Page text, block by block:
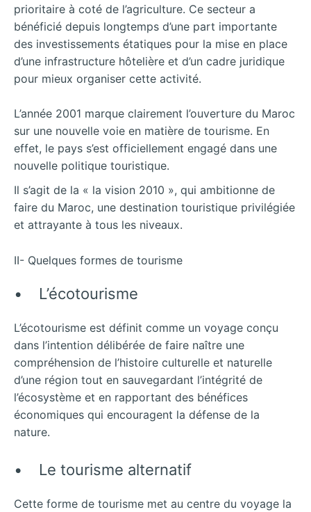
prioritaire à coté de l’agriculture. Ce secteur a
bénéficié depuis longtemps d’une part importante
des investissements étatiques pour la mise en place
d’une infrastructure hôtelière et d’un cadre juridique
pour mieux organiser cette activité.
L’année 2001 marque clairement l’ouverture du Maroc
sur une nouvelle voie en matière de tourisme. En
effet, le pays s’est officiellement engagé dans une
nouvelle politique touristique.
Il s’agit de la « la vision 2010 », qui ambitionne de
faire du Maroc, une destination touristique privilégiée
et attrayante à tous les niveaux.
II- Quelques formes de tourisme
• L’écotourisme
L’écotourisme est définit comme un voyage conçu
dans l’intention délibérée de faire naître une
compréhension de l’histoire culturelle et naturelle
d’une région tout en sauvegardant l’intégrité de
l’écosystème et en rapportant des bénéfices
économiques qui encouragent la défense de la
nature.
• Le tourisme alternatif
Cette forme de tourisme met au centre du voyage la